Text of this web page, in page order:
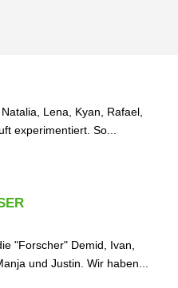
Lena, Kyan, Rafael,
experimentiert. So...
"Forscher" Demid, Ivan,
und Justin. Wir haben...